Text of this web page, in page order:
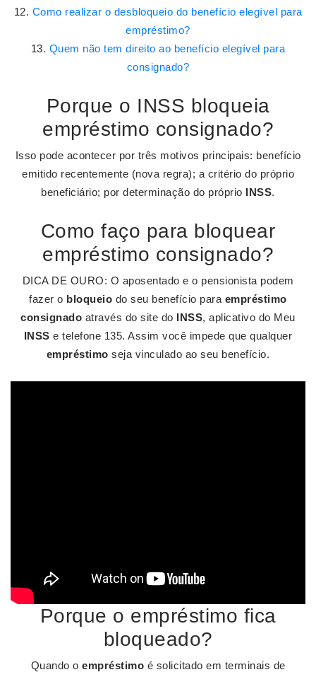
Como realizar o desbloqueio do benefício elegível para
empréstimo?
Quem não tem direito ao benefício elegível para
consignado?
Porque o INSS bloqueia
empréstimo consignado?
Isso pode acontecer por três motivos principais: benefício
emitido recentemente (nova regra); a critério do próprio
beneficiário; por determinação do próprio INSS.
Como faço para bloquear
empréstimo consignado?
DICA DE OURO: O aposentado e o pensionista podem
fazer o bloqueio do seu benefício para empréstimo
consignado através do site do INSS, aplicativo do Meu
INSS e telefone 135. Assim você impede que qualquer
empréstimo seja vinculado ao seu benefício.
Porque o empréstimo fica
bloqueado?
Quando o empréstimo é solicitado em terminais de